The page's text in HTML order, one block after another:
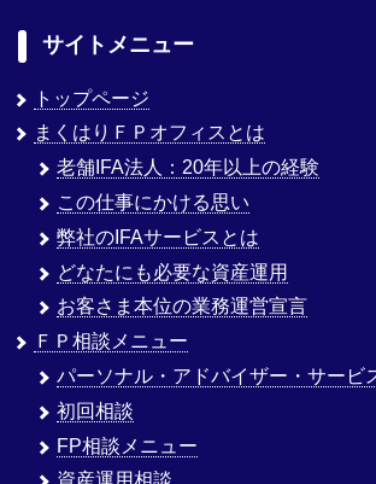
サイトメニュー
トップページ
まくはりＦＰオフィスとは
老舗IFA法人：20年以上の経験
この仕事にかける思い
弊社のIFAサービスとは
どなたにも必要な資産運用
お客さま本位の業務運営宣言
ＦＰ相談メニュー
パーソナル・アドバイザー・サービ
初回相談
FP相談メニュー